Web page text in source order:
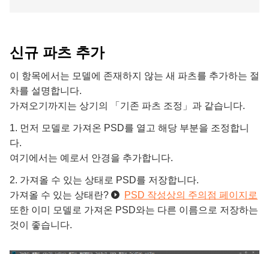
신규 파츠 추가
이 항목에서는 모델에 존재하지 않는 새 파츠를 추가하는 절
차를 설명합니다.
가져오기까지는 상기의 「기존 파츠 조정」과 같습니다.
1. 먼저 모델로 가져온 PSD를 열고 해당 부분을 조정합니
다.
여기에서는 예로서 안경을 추가합니다.
2. 가져올 수 있는 상태로 PSD를 저장합니다.
가져올 수 있는 상태란?
PSD 작성상의 주의점 페이지로
또한 이미 모델로 가져온 PSD와는 다른 이름으로 저장하는
것이 좋습니다.